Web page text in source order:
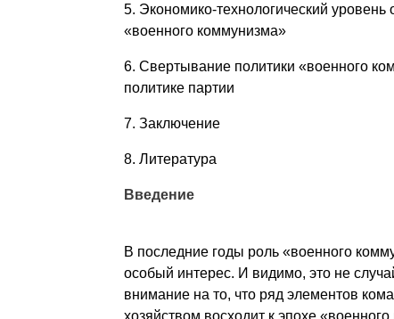
5. Экономико-технологический уровень
«военного коммунизма»
6. Свертывание политики «военного
политике партии
7. Заключение
8. Литература
Введение
В последние годы роль «военного
особый интерес. И видимо, это не
внимание на то, что ряд эле­ментов
хозяйством восходит к эпохе